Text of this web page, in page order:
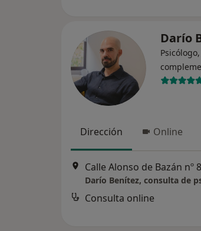
Darío
Dirección Online
Darío Benítez, consulta de
Consulta online